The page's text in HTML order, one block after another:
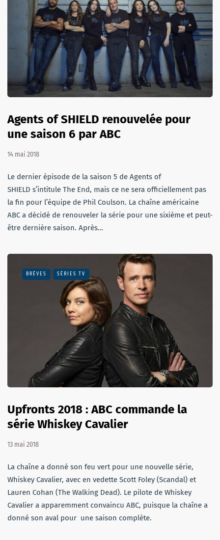
Agents of SHIELD renouvelée pour
une saison 6 par ABC
14 mai 2018
Le dernier épisode de la saison 5 de Agents of
SHIELD s’intitule The End, mais ce ne sera officiellement pas
la fin pour l’équipe de Phil Coulson. La chaîne américaine
ABC a décidé de renouveler la série pour une sixième et peut-
être dernière saison. Après…
BRÈVES SÉRIES TV
Upfronts 2018 : ABC commande la
série Whiskey Cavalier
13 mai 2018
La chaîne a donné son feu vert pour une nouvelle série,
Whiskey Cavalier, avec en vedette Scott Foley (Scandal) et
Lauren Cohan (The Walking Dead). Le pilote de Whiskey
Cavalier a apparemment convaincu ABC, puisque la chaîne a
donné son aval pour une saison complète.